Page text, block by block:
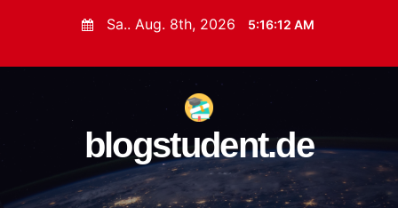
Sa.. Aug. 8th, 2026 5:16:13 AM
blogstudent.de